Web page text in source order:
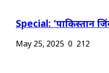
Special: 'पाकिस्तान
May 25, 2025 0 212